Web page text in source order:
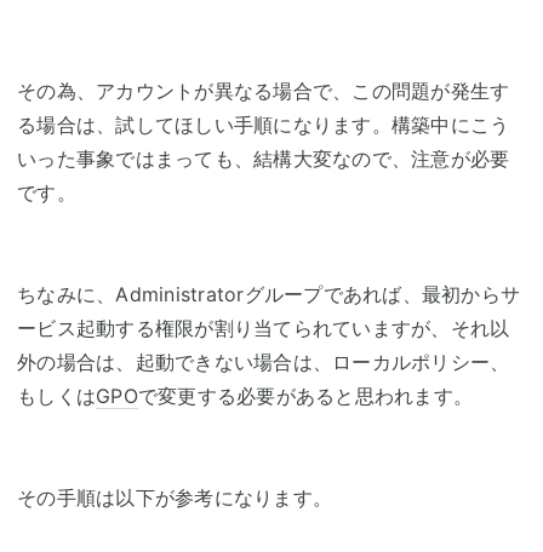
その為、アカウントが異なる場合で、この問題が発生す
る場合は、試してほしい手順になります。構築中にこう
いった事象ではまっても、結構大変なので、注意が必要
です。
ちなみに、Administratorグループであれば、最初からサ
ービス起動する権限が割り当てられていますが、それ以
外の場合は、起動できない場合は、ローカルポリシー、
もしくはGPOで変更する必要があると思われます。
その手順は以下が参考になります。